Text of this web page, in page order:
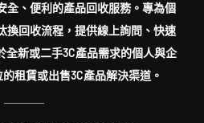
全、便利的產品回收服務。專為個
換回收流程，提供線上詢問、快速
全新或二手3C產品需求的個人與企
租賃或出售3C產品解決渠道。